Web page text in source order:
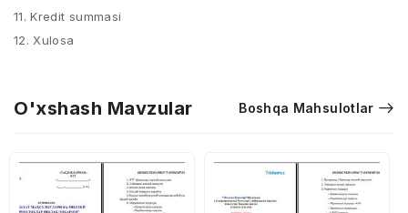
11. Kredit summasi
12. Xulosa
O'xshash Mavzular Boshqa Mahsulotlar